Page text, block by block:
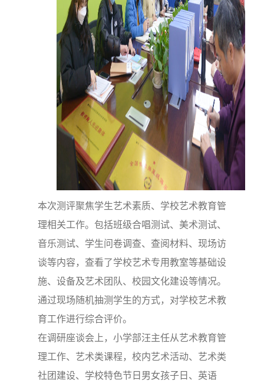
本次测评聚焦学生艺术素质、学校艺术教育管
理相关工作。包括班级合唱测试、美术测试、
音乐测试、学生问卷调查、查阅材料、现场访
谈等内容，查看了学校艺术专用教室等基础设
施、设备及艺术团队、校园文化建设等情况。
通过现场随机抽测学生的方式，对学校艺术教
育工作进行综合评价。
在调研座谈会上，小学部汪主任从艺术教育管
理工作、艺术类课程，校内艺术活动、艺术类
社团建设、学校特色节日男女孩子日、英语